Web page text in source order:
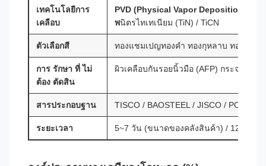
เทคโนโลยีการ
เคลือบ
PVD (Physical Vapor Deposition) กา
พนิตรไทเทเนียม (TiN) / TiCN
ตัวเลือกสี ทองแชมเปญทองคํา ทองกุหลาบ ทองไทเท
การ รักษา ที่ ไม่
ต้อง ตัดสิน
ผิวเคลือบกันรอยนิ้วมือ (AFP) กระจกสอง
สารประกอบฐาน TISCO / BAOSTEEL / JISCO / POSCO /
ระยะเวลา 5~7 วัน (ขนาดของคลังสินค้า) / 12~20 วั